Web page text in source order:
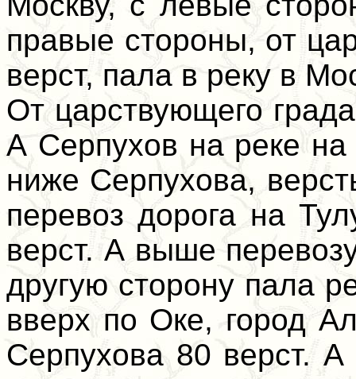
правые стороны, от
верст, пала в реку в
От царствующего
А Серпухов на реке
ниже Серпухова,
перевоз дорога на
верст. А выше
другую сторону пала
вверх по Оке, город
Серпухова 80 верст.